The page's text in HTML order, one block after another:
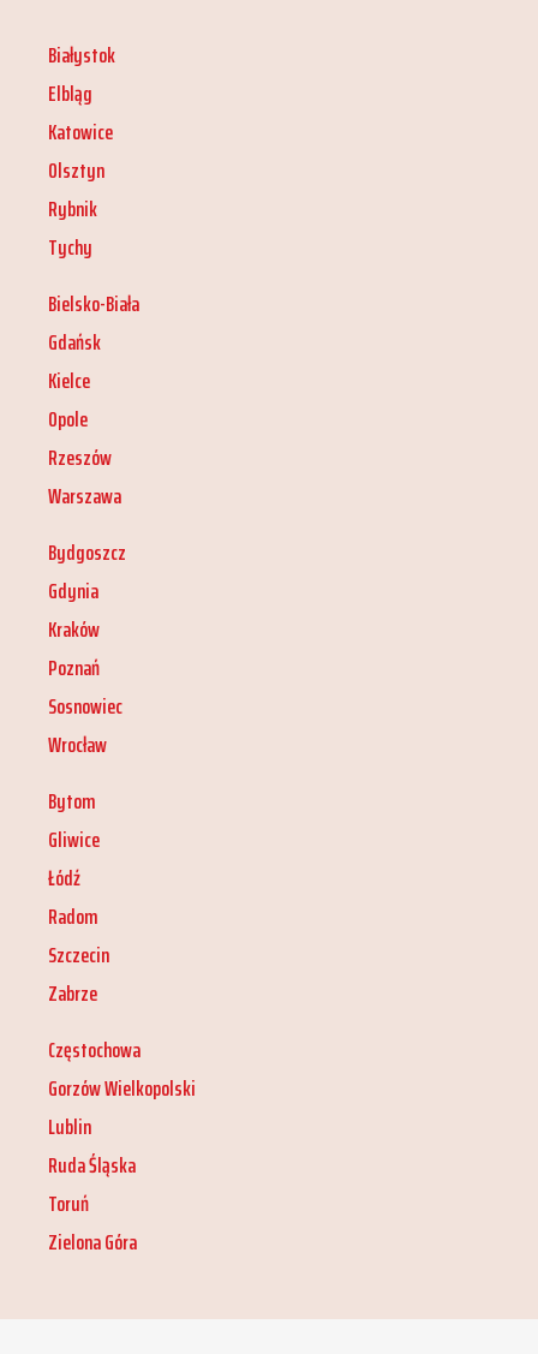
Białystok
Elbląg
Katowice
Olsztyn
Rybnik
Tychy
Bielsko-Biała
Gdańsk
Kielce
Opole
Rzeszów
Warszawa
Bydgoszcz
Gdynia
Kraków
Poznań
Sosnowiec
Wrocław
Bytom
Gliwice
Łódź
Radom
Szczecin
Zabrze
Częstochowa
Gorzów Wielkopolski
Lublin
Ruda Śląska
Toruń
Zielona Góra